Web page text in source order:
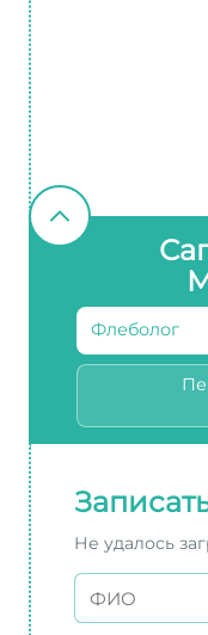
Флеболог
Не удалось